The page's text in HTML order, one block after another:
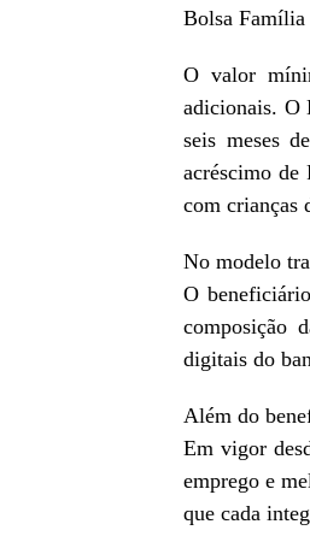
Bolsa Família
O valor
adicionais. O
seis meses
acréscimo
com crianças
No modelo
O
composição
digitais do
Além do
Em vigor
emprego e
que cada